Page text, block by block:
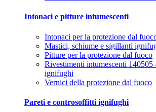
Intonaci e pitture intumescenti
Intonaci per la protezione dal
Mastici, schiume e sigillanti
Pitture per la protezione dal fuoco
Rivestimenti intumescenti 140505
ignifughi
Vernici della protezione dal fuoco
Pareti e controsoffitti ignifughi